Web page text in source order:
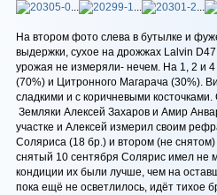
... ... ...
На втором фото слева в бутылке и
выдержки, сухое на дрожжах Lalvin
урожая не измеряли- нечем. На 1, 2 и
(70%) и Цитронного Магарача (30%).
сладкими и с коричневыми
Земляки Алексей Захаров и Амир
участке и Алексей измерил своим
Соляриса (18 бр.) и втором (не
снятый 10 сентября Солярис имел не
кондиции их были лучше, чем на
пока ещё не осветлилось, идёт тихое